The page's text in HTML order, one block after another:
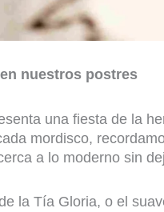
nuestros postres
una fiesta de la
mordisco,
a lo moderno sin
la Tía Gloria, o el